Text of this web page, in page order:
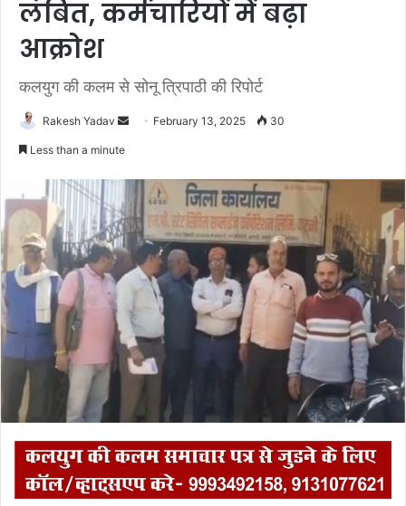
लंबित, कर्मचारियों में बढ़ा
आक्रोश
कलयुग की कलम से सोनू त्रिपाठी की रिपोर्ट
Rakesh Yadav
n
e
m
i
l
February 13, 2025 30
Less than a minute